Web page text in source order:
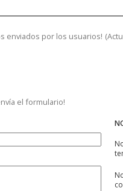
enviados por los usuarios! (
el formulario!